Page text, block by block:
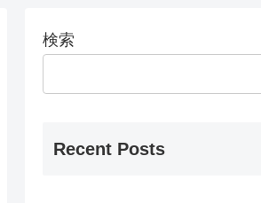
検索
Recent Posts